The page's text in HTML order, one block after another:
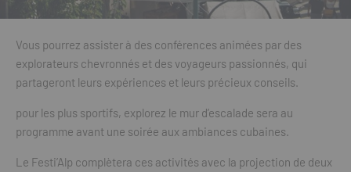
Vous pourrez assister à des conférences animées par des
explorateurs chevronnés et des voyageurs passionnés, qui
partageront leurs expériences et leurs précieux conseils.
pour les plus sportifs, explorez le mur d’escalade sera au
programme avant une soirée aux ambiances cubaines.
Le Festi’Alp complètera ces activités avec la projection de deux